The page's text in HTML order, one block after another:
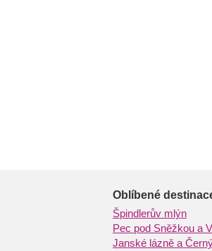
Oblíbené
Špindlerův mlýn
Pec pod Sněžkou a
Janské lázně a